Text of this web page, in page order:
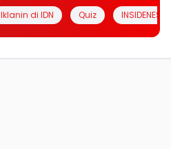
Iklanin di IDN Quiz INSIDENESIA